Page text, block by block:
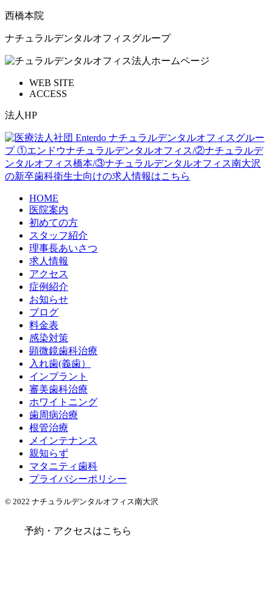
西橋本院
ナチュラルデンタルオフィスグループ
WEB SITE
ACCESS
法人HP
HOME
医院案内
初めての方
スタッフ紹介
理事長あいさつ
求人情報
アクセス
症例紹介
お知らせ
ブログ
料金表
感染対策
顕微鏡歯科治療
入れ歯(義歯）
インプラント
審美歯科治療
ホワイトニング
歯周病治療
根管治療
メインテナンス
親知らず
マタニティ歯科
プライバシーポリシー
© 2022 ナチュラルデンタルオフィス南大沢
予約・アクセスはこちら